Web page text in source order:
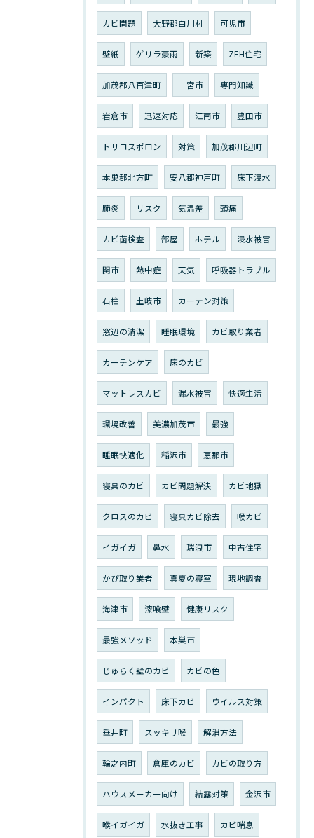
カビ問題 大野郡白川村 可児市
壁紙 ゲリラ豪雨 新築 ZEH住宅
加茂郡八百津町 一宮市 専門知識
岩倉市 迅速対応 江南市 豊田市
トリコスポロン 対策 加茂郡川辺町
本巣郡北方町 安八郡神戸町 床下浸水
肺炎 リスク 気温差 頭痛
カビ菌検査 部屋 ホテル 浸水被害
関市 熱中症 天気 呼吸器トラブル
石柱 土岐市 カーテン対策
窓辺の清潔 睡眠環境 カビ取り業者
カーテンケア 床のカビ
マットレスカビ 漏水被害 快適生活
環境改善 美濃加茂市 最強
睡眠快適化 稲沢市 恵那市
寝具のカビ カビ問題解決 カビ地獄
クロスのカビ 寝具カビ除去 喉カビ
イガイガ 鼻水 瑞浪市 中古住宅
かび取り業者 真夏の寝室 現地調査
海津市 漆喰壁 健康リスク
最強メソッド 本巣市
じゅらく壁のカビ カビの色
インパクト 床下カビ ウイルス対策
垂井町 スッキリ喉 解消方法
輪之内町 倉庫のカビ カビの取り方
ハウスメーカー向け 結露対策 金沢市
喉イガイガ 水抜き工事 カビ喘息